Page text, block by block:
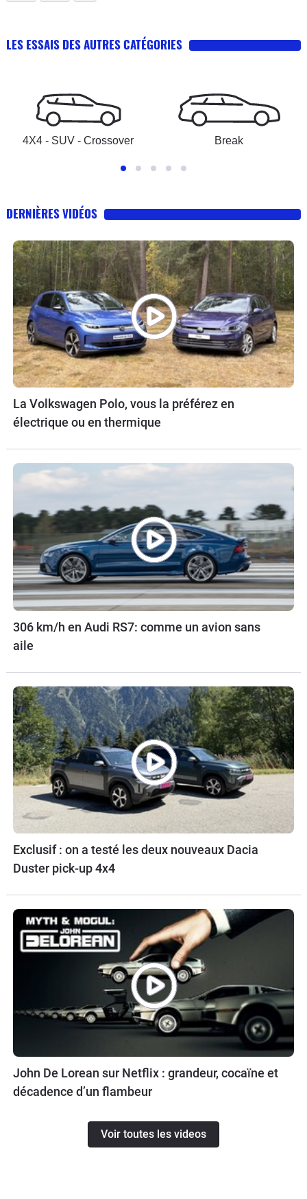
LES ESSAIS DES AUTRES CATÉGORIES
4X4 - SUV - Crossover Break
DERNIÈRES VIDÉOS
La Volkswagen Polo, vous la préférez en
électrique ou en thermique
306 km/h en Audi RS7: comme un avion sans
aile
Exclusif : on a testé les deux nouveaux Dacia
Duster pick-up 4x4
John De Lorean sur Netflix : grandeur, cocaïne et
décadence d’un flambeur
Voir toutes les videos